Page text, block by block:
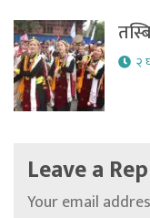
२
Leave a
Your email